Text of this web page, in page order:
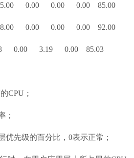
0.00 0.00 0.00 85.00
0.00 0.00 0.00 92.00
0.00 3.19 0.00 85.03
CPU；
；
优先级的百分比，0表示正常；